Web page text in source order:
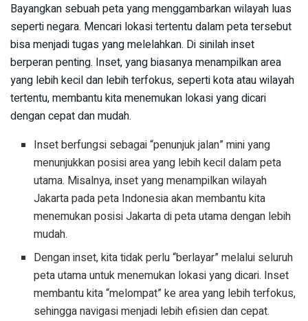
Bayangkan sebuah peta yang menggambarkan wilayah luas
seperti negara. Mencari lokasi tertentu dalam peta tersebut
bisa menjadi tugas yang melelahkan. Di sinilah inset
berperan penting. Inset, yang biasanya menampilkan area
yang lebih kecil dan lebih terfokus, seperti kota atau wilayah
tertentu, membantu kita menemukan lokasi yang dicari
dengan cepat dan mudah.
Inset berfungsi sebagai “penunjuk jalan” mini yang
menunjukkan posisi area yang lebih kecil dalam peta
utama. Misalnya, inset yang menampilkan wilayah
Jakarta pada peta Indonesia akan membantu kita
menemukan posisi Jakarta di peta utama dengan lebih
mudah.
Dengan inset, kita tidak perlu “berlayar” melalui seluruh
peta utama untuk menemukan lokasi yang dicari. Inset
membantu kita “melompat” ke area yang lebih terfokus,
sehingga navigasi menjadi lebih efisien dan cepat.